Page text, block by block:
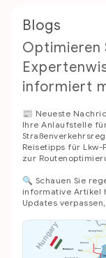
Blogs
Optimieren
informiert
📰 Neueste
Ihre Anlaufstelle
Reisetipps für Lkw-
zur
🔍 Schauen Sie
informative Artikel
Updates